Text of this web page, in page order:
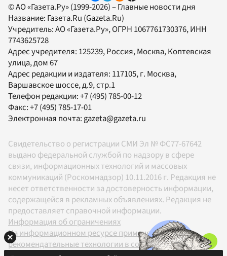
© АО «Газета.Ру» (1999-2026) – Главные новости дня
Название: Газета.Ru (Gazeta.Ru)
Учредитель:АО «Газета.Ру», ОГРН 1067761730376, ИНН
7743625728
Адрес учредителя: 125239, Россия, Москва, Коптевская
улица, дом 67
Адрес редакции и издателя: 117105, г. Москва,
Варшавское шоссе, д.9, стр.1
Телефон редакции:+7 (495) 785-00-12
Факс:+7 (495) 785-17-01
Электронная почта: gazeta@gazeta.ru
Свидетельство о регистрации СМИ Эл № ФС77-67642
выдано федеральной службой по надзору в сфере
связи, информационных технологий и массовых
коммуникаций (Роскомнадзор) 10.11.2016 г. Редакция не
несет ответственности за достоверность информации,
содержащейся в рекламных объявлениях. Редакция не
предоставляет справочной информации.
Информация об ограничениях
На информационном ресурсе применяются
рекомендательные технологии в соответствии с